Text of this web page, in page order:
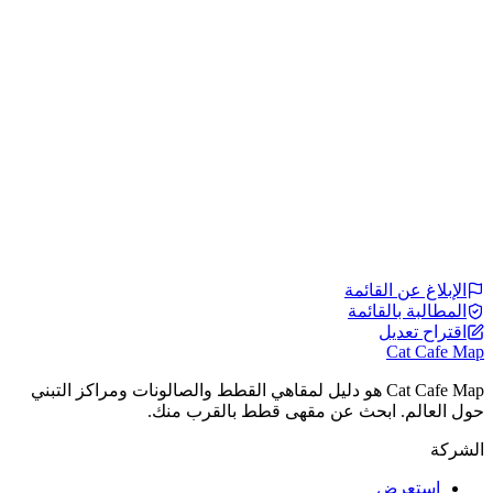
الإبلاغ عن القائمة
المطالبة بالقائمة
اقتراح تعديل
Cat Cafe Map
Cat Cafe Map هو دليل لمقاهي القطط والصالونات ومراكز التبني
حول العالم. ابحث عن مقهى قطط بالقرب منك.
الشركة
استعرض